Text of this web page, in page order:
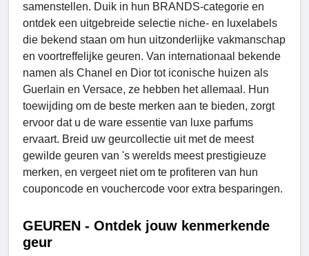
samenstellen. Duik in hun BRANDS-categorie en
ontdek een uitgebreide selectie niche- en luxelabels
die bekend staan ​​om hun uitzonderlijke vakmanschap
en voortreffelijke geuren. Van internationaal bekende
namen als Chanel en Dior tot iconische huizen als
Guerlain en Versace, ze hebben het allemaal. Hun
toewijding om de beste merken aan te bieden, zorgt
ervoor dat u de ware essentie van luxe parfums
ervaart. Breid uw geurcollectie uit met de meest
gewilde geuren van 's werelds meest prestigieuze
merken, en vergeet niet om te profiteren van hun
couponcode en vouchercode voor extra besparingen.
GEUREN - Ontdek jouw kenmerkende
geur